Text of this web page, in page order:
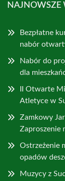
NAJNOWSZE
Bezpłatne
nabór
Nabór do
dla
II Otwarte
Atletyce w
Zamkowy
Zaproszenie
Ostrzeżenie
opadów
Muzycy z